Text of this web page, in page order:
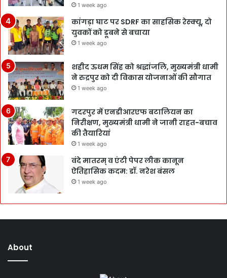
1 week ago
कांगड़ा घाट पर SDRF का साहसिक रेस्क्यू, दो
युवकों को डूबने से बचाया
1 week ago
शहीद ऊधम सिंह को श्रद्धांजलि, मुख्यमंत्री धामी
ने रुद्रपुर को दी विकास योजनाओं की सौगात
1 week ago
गदरपुर में एनडीआरएफ बटालियन का
निरीक्षण, मुख्यमंत्री धामी ने जानी राहत-बचाव
की तैयारियां
1 week ago
वंदे मातरम् व एंटी पेपर लीक कानून
ऐतिहासिक कदम: डॉ. नरेश बंसल
1 week ago
About